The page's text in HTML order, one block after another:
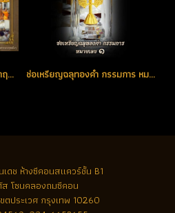
พิธีมหาพุทธาภิเษกยิ่งใหญ่ วันมหาฤกษ์ มหามงคล แห่งปี วันเสาร์ที่ 5 เดือน 5 ปี 2555 ณ พระอุโบสถ วัดโสธรวรารามวรวิหาร ช่อเหรียญฉลุทองคำ กรรมการ หมายเลขช่อ No. 1 ตอกโค้ด (ขายแล้ว)
ดช ห้างซีคอนสแควร์ชั้น B1
ส โซนคลองถมซีคอน
ตประเวศ กรุงเทพ 10260